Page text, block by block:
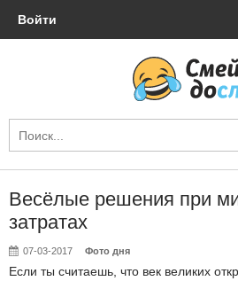
Войти
Весёлые решения при
затратах
07-03-2017 Фото дня
Если ты считаешь, что век великих